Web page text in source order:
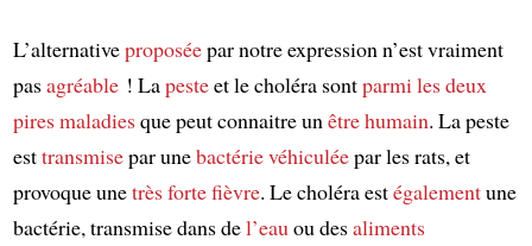
L’alternativeproposéepar notre expression n’est vraiment
pasagréable! Lapesteet le choléra sontparmi les deux
pires maladiesque peut connaitre un être humain. La peste
esttransmisepar unebactérievéhiculéepar les rats, et
provoque unetrès forte fièvre. Le choléra estégalementune
bactérie, transmise dans del’eau ou desaliments